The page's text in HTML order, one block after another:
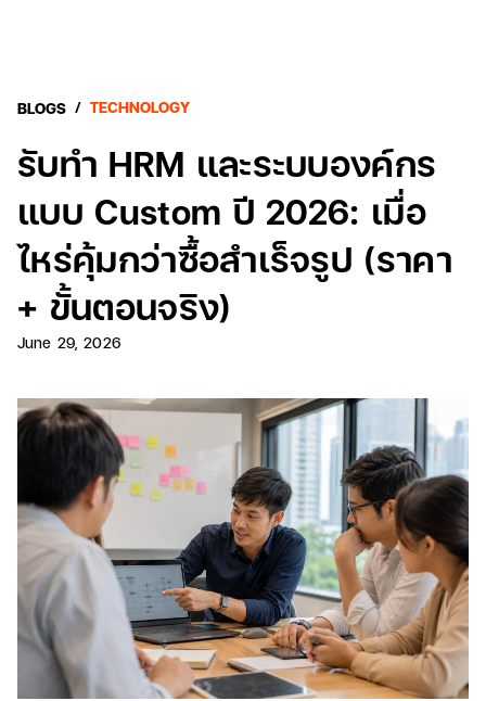
BLOGS / TECHNOLOGY
รับทำ HRM และระบบองค์กร
แบบ Custom ปี 2026: เมื่อ
ไหร่คุ้มกว่าซื้อสำเร็จรูป (ราคา
+ ขั้นตอนจริง)
June 29, 2026